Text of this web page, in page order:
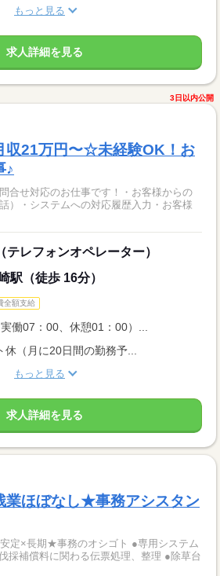
もっと見る
求人詳細を見る
3日以内公開
収21万円〜☆未経験OK！お
♪
合せ対応のお仕事です！・お客様からの
）・システムへの対応履歴入力・お客様
テレフォンオペレーター）
駅（徒歩 16分）
全額支給
働07：00、休憩01：00）...
休（月に20日間の勤務予...
もっと見る
求人詳細を見る
業ほぼなし★事務アシスタン
安定×長期★事務のオシゴト ●専用システム
採補償料に関わる伝票処理、整理 ●除草台